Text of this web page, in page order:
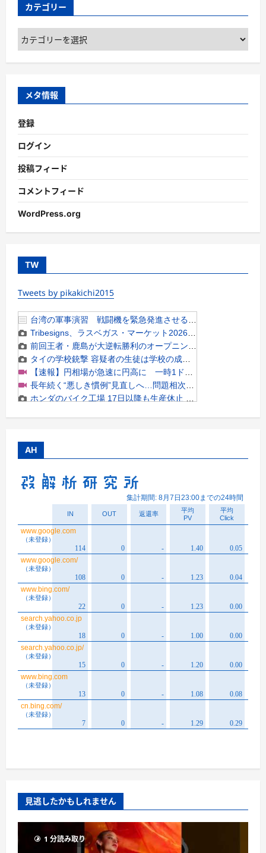
カテゴリー
カ
テ
ゴ
ー
メタ情報
登録
ログイン
投稿フィード
コメントフィード
WordPress.org
TW
Tweets by pikakichi2015
AH
見逃したかもしれません
1 分読み取り